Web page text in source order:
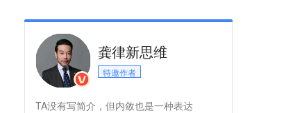
龚律新思维
特邀作者
TA没有写简介，但内敛也是一种表达